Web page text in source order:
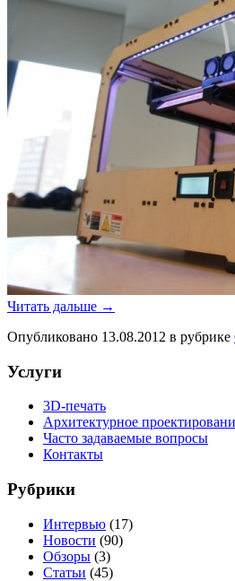
Читать дальше →
Опубликовано 13.08.2012 в рубрике
Услуги
3D-печать
Архитектурное
Часто задаваемые вопросы
Контакты
Рубрики
Интервью (17)
Новости (90)
Обзоры (3)
Статьи (45)